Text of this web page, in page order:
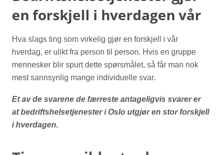
en forskjell i hverdagen vår
Hva slags ting som virkelig gjør en forskjell i vår
hverdag, er ulikt fra person til person. Hvis en gruppe
mennesker blir spurt dette spørsmålet, så får man nok
mest sannsynlig mange individuelle svar.
Et av de svarene de færreste antageligvis svarer er
at bedriftshelsetjenester i Oslo utgjør en stor forskjell
i hverdagen.